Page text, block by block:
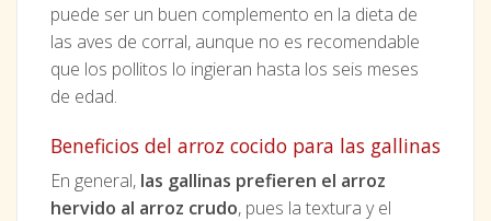
puede ser un buen complemento en la dieta de
las aves de corral, aunque no es recomendable
que los pollitos lo ingieran hasta los seis meses
de edad.
Beneficios del arroz cocido para las gallinas
En general, las gallinas prefieren el arroz
hervido al arroz crudo, pues la textura y el